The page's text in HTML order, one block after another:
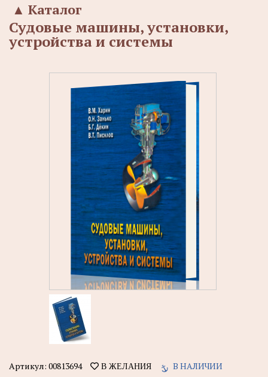
Каталог
▲
Судовые машины, установки,
устройства и системы
Артикул: 00813694 В ЖЕЛАНИЯ В НАЛИЧИИ